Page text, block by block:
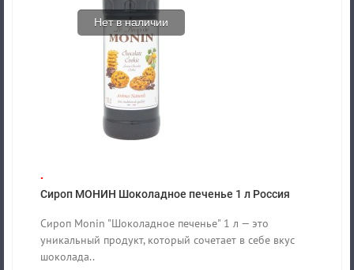
Нет в наличии
.
Сироп МОНИН Шоколадное печенье 1 л Россия
Сироп Monin "Шоколадное печенье" 1 л — это
уникальный продукт, который сочетает в себе вкус
шоколада..